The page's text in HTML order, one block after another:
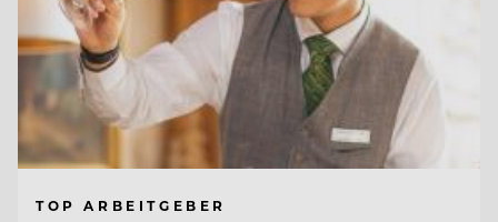
TOP ARBEITGEBER